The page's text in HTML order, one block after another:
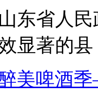
省人民
显著的
美啤酒